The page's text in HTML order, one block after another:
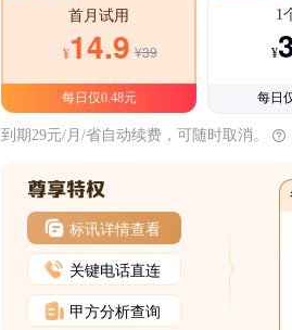
首月试用
¥14.9 ¥39
每日仅0.48元
1
¥
每日
到期29元/月/省自动续费，可随时取消。
标讯详情查看
关键电话直连
甲方分析查询